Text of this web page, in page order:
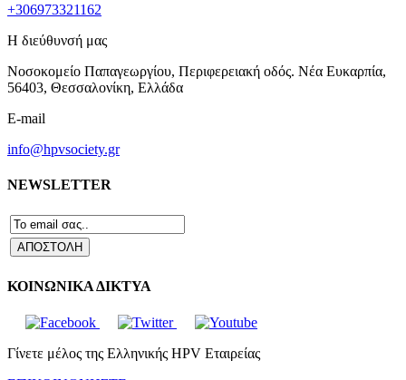
+306973321162
Η διεύθυνσή μας
Νοσοκομείο Παπαγεωργίου, Περιφερειακή οδός. Νέα Ευκαρπία,
56403, Θεσσαλονίκη, Ελλάδα
E-mail
info@hpvsociety.gr
NEWSLETTER
ΚΟΙΝΩΝΙΚΑ ΔΙΚΤΥΑ
Γίνετε μέλος της Ελληνικής HPV Εταιρείας